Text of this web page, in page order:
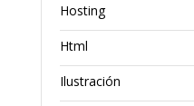
Hosting
Html
Ilustración